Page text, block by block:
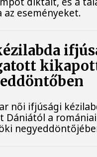
eseményeket.
női ifjúsági
Dániától a